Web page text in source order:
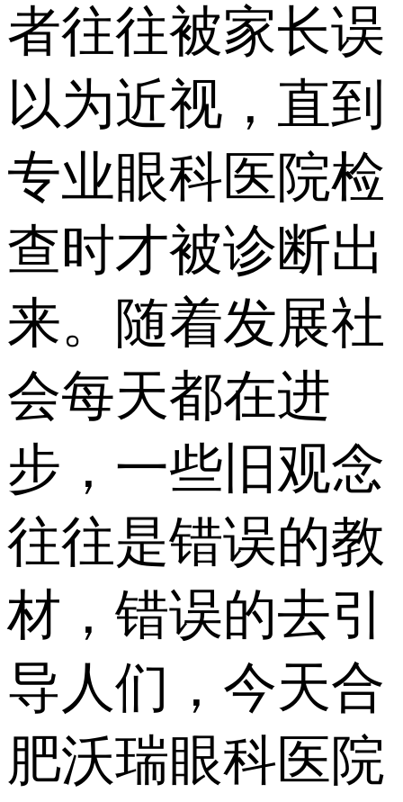
者往往被家长误
以为近视，直到
专业眼科医院检
查时才被诊断出
来。随着发展社
会每天都在进
步，一些旧观念
往往是错误的教
材，错误的去引
导人们，今天合
肥沃瑞眼科医院